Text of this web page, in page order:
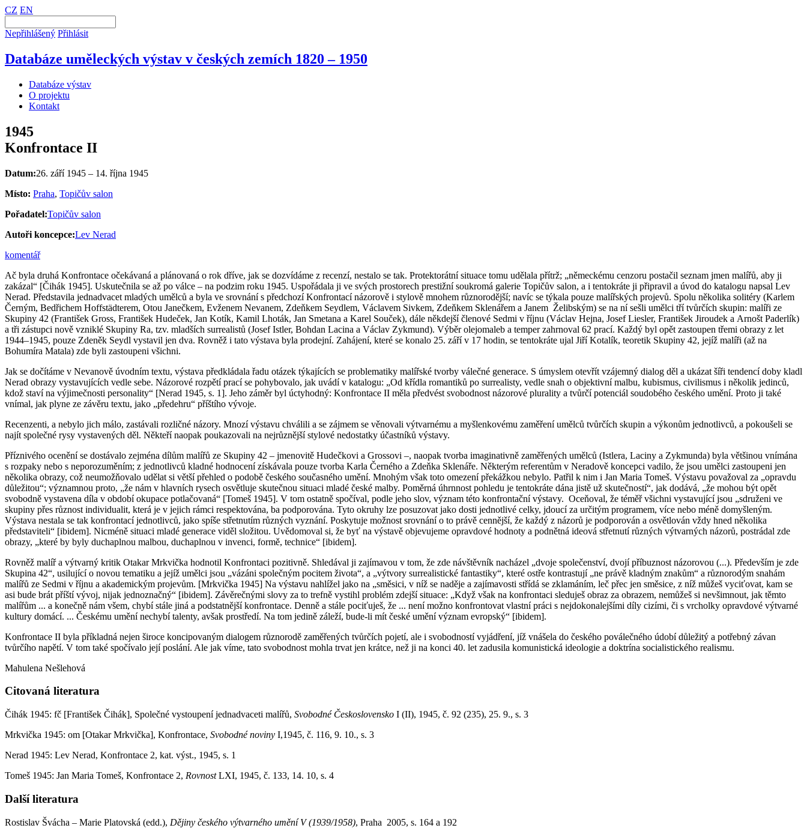
CZ EN
Nepřihlášený Přihlásit
Databáze uměleckých výstav v českých zemích 1820 – 1950
Databáze výstav
O projektu
Kontakt
1945
Konfrontace II
Datum:26. září 1945 – 14. října 1945
Místo: Praha, Topičův salon
Pořadatel:Topičův salon
Autoři koncepce:Lev Nerad
komentář
Ač byla druhá Konfrontace očekávaná a plánovaná o rok dříve, jak se dozvídáme z recenzí, nestalo se tak. Protektorátní situace tomu udělala přítrž; „německému cenzoru postačil seznam jmen malířů, aby ji
zakázal“ [Čihák 1945]. Uskutečnila se až po válce – na podzim roku 1945. Uspořádala ji ve svých prostorech prestižní soukromá galerie Topičův salon, a i tentokráte ji připravil a úvod do katalogu napsal Lev
Nerad. Představila jednadvacet mladých umělců a byla ve srovnání s předchozí Konfrontací názorově i stylově mnohem různorodější; navíc se týkala pouze malířských projevů. Spolu několika solitéry (Karlem
Černým, Bedřichem Hoffstädterem, Otou Janečkem, Evženem Nevanem, Zdeňkem Seydlem, Václavem Sivkem, Zdeňkem Sklenářem a Janem Želibským) se na ní sešli umělci tří tvůrčích skupin: malíři ze
Skupiny 42 (František Gross, František Hudeček, Jan Kotík, Kamil Lhoták, Jan Smetana a Karel Souček), dále někdejší členové Sedmi v říjnu (Václav Hejna, Josef Liesler, František Jiroudek a Arnošt Paderlík)
a tři zástupci nově vzniklé Skupiny Ra, tzv. mladších surrealistů (Josef Istler, Bohdan Lacina a Václav Zykmund). Výběr olejomaleb a temper zahrnoval 62 prací. Každý byl opět zastoupen třemi obrazy z let
1944–1945, pouze Zdeněk Seydl vystavil jen dva. Rovněž i tato výstava byla prodejní. Zahájení, které se konalo 25. září v 17 hodin, se tentokráte ujal Jiří Kotalík, teoretik Skupiny 42, jejíž malíři (až na
Bohumíra Matala) zde byli zastoupeni všichni.
Jak se dočítáme v Nevanově úvodním textu, výstava předkládala řadu otázek týkajících se problematiky malířské tvorby válečné generace. S úmyslem otevřít vzájemný dialog děl a ukázat šíři tendencí doby kladl
Nerad obrazy vystavujících vedle sebe. Názorové rozpětí prací se pohybovalo, jak uvádí v katalogu: „Od křídla romantiků po surrealisty, vedle snah o objektivní malbu, kubismus, civilismus i několik jedinců,
kdož staví na výjimečnosti personality“ [Nerad 1945, s. 1]. Jeho záměr byl úctyhodný: Konfrontace II měla předvést svobodnost názorové plurality a tvůrčí potenciál soudobého českého umění. Proto ji také
vnímal, jak plyne ze závěru textu, jako „předehru“ příštího vývoje.
Recenzenti, a nebylo jich málo, zastávali rozličné názory. Mnozí výstavu chválili a se zájmem se věnovali výtvarnému a myšlenkovému zaměření umělců tvůrčích skupin a výkonům jednotlivců, a pokoušeli se
najít společné rysy vystavených děl. Někteří naopak poukazovali na nejrůznější stylové nedostatky účastníků výstavy.
Příznivého ocenění se dostávalo zejména dílům malířů ze Skupiny 42 – jmenovitě Hudečkovi a Grossovi –, naopak tvorba imaginativně zaměřených umělců (Istlera, Laciny a Zykmunda) byla většinou vnímána
s rozpaky nebo s neporozuměním; z jednotlivců kladné hodnocení získávala pouze tvorba Karla Černého a Zdeňka Sklenáře. Některým referentům v Neradově koncepci vadilo, že jsou umělci zastoupeni jen
několika obrazy, což neumožňovalo udělat si větší přehled o podobě českého současného umění. Mnohým však toto omezení překážkou nebylo. Patřil k nim i Jan Maria Tomeš. Výstavu považoval za „opravdu
důležitou“; významnou proto, „že nám v hlavních rysech osvětluje skutečnou situaci mladé české malby. Poměrná úhrnnost pohledu je tentokráte dána jistě už skutečností“, jak dodává, „že mohou být opět
svobodně vystavena díla v období okupace potlačovaná“ [Tomeš 1945]. V tom ostatně spočíval, podle jeho slov, význam této konfrontační výstavy. Oceňoval, že téměř všichni vystavující jsou „sdruženi ve
skupiny přes různost individualit, která je v jejich rámci respektována, ba podporována. Tyto okruhy lze posuzovat jako dosti jednotlivé celky, jdoucí za určitým programem, více nebo méně domyšleným.
Výstava nestala se tak konfrontací jednotlivců, jako spíše střetnutím různých vyznání. Poskytuje možnost srovnání o to právě cennější, že každý z názorů je podporován a osvětlován vždy hned několika
představiteli“ [ibidem]. Nicméně situaci mladé generace viděl složitou. Uvědomoval si, že byť na výstavě objevujeme opravdové hodnoty a podnětná ideová střetnutí různých výtvarných názorů, postrádal zde
obrazy, „které by byly duchaplnou malbou, duchaplnou v invenci, formě, technice“ [ibidem].
Rovněž malíř a výtvarný kritik Otakar Mrkvička hodnotil Konfrontaci pozitivně. Shledával ji zajímavou v tom, že zde návštěvník nacházel „dvoje společenství, dvojí příbuznost názorovou (...). Především je zde
Skupina 42“, usilující o novou tematiku a jejíž umělci jsou „vázáni společným pocitem života“, a „výtvory surrealistické fantastiky“, které ostře kontrastují „ne právě kladným znakům“ a různorodým snahám
malířů ze Sedmi v říjnu a akademickým projevům. [Mrkvička 1945] Na výstavu nahlížel jako na „směsici, v níž se naděje a zajímavosti střídá se zklamáním, leč přec jen směsice, z níž můžeš vyciťovat, kam se
asi bude brát příští vývoj, nijak jednoznačný“ [ibidem]. Závěrečnými slovy za to trefně vystihl problém zdejší situace: „Když však na konfrontaci sleduješ obraz za obrazem, nemůžeš si nevšimnout, jak těmto
malířům ... a konečně nám všem, chybí stále jiná a podstatnější konfrontace. Denně a stále pociťuješ, že ... není možno konfrontovat vlastní práci s nejdokonalejšími díly cizími, či s vrcholky opravdové výtvarné
kultury domácí. ... Českému umění nechybí talenty, avšak prostředí. Na tom jedině záleží, bude-li mít české umění význam evropský“ [ibidem].
Konfrontace II byla příkladná nejen široce koncipovaným dialogem různorodě zaměřených tvůrčích pojetí, ale i svobodností vyjádření, jíž vnášela do českého poválečného údobí důležitý a potřebný závan
tvůrčího napětí. V tom také spočívalo její poslání. Ale jak víme, tato svobodnost mohla trvat jen krátce, než ji na konci 40. let zadusila komunistická ideologie a doktrína socialistického realismu.
Mahulena Nešlehová
Citovaná literatura
Čihák 1945: fč [František Čihák], Společné vystoupení jednadvaceti malířů, Svobodné Československo I (II), 1945, č. 92 (235), 25. 9., s. 3
Mrkvička 1945: om [Otakar Mrkvička], Konfrontace, Svobodné noviny I,1945, č. 116, 9. 10., s. 3
Nerad 1945: Lev Nerad, Konfrontace 2, kat. výst., 1945, s. 1
Tomeš 1945: Jan Maria Tomeš, Konfrontace 2, RovnostLXI, 1945, č. 133, 14. 10, s. 4
Další literatura
Rostislav Švácha – Marie Platovská (edd.), Dějiny českého výtvarného umění V (1939/1958), Praha 2005, s. 164 a 192